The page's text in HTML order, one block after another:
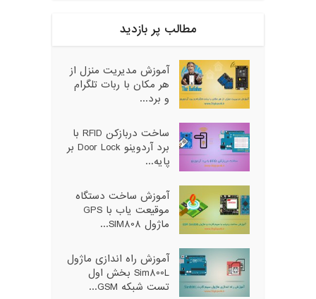
مطالب پر بازدید
آموزش مدیریت منزل از
هر مکان با ربات تلگرام
و برد...
ساخت دربازکن RFID با
برد آردوینو Door Lock بر
پایه...
آموزش ساخت دستگاه
موقیعت یاب با GPS
ماژول SIM808...
آموزش راه اندازی ماژول
Sim800L بخش اول
تست شبکه GSM...